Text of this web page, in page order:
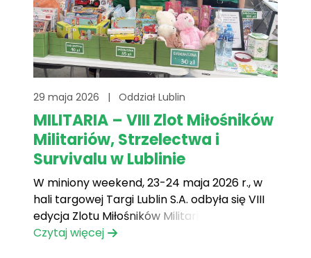
29 maja 2026 | Oddział Lublin
MILITARIA – VIII Zlot Miłośników
Militariów, Strzelectwa i
Survivalu w Lublinie
W miniony weekend, 23-24 maja 2026 r., w
hali targowej Targi Lublin S.A. odbyła się VIII
edycja Zlotu Miłośników Militariów,
Strzelectwa i Survivalu MILITARIA. Po raz
Czytaj więcej